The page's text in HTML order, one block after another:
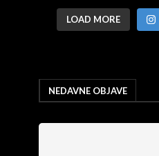
LOAD MORE
NEDAVNE OBJAVE